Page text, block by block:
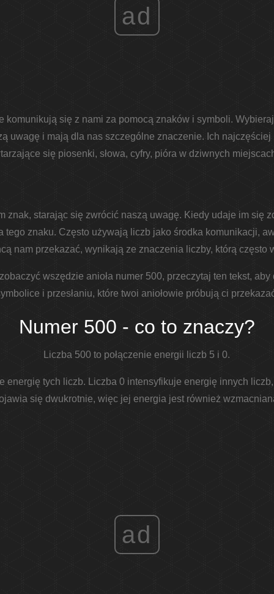
ad
komunikują się z nami za pomocą znaków i symboli.
uwagę i mają dla nas szczególne znaczenie. Ich
się piosenki, słowa, cyfry, pióra w dziwnych
znak, starając się zwrócić naszą uwagę. Kiedy udaje im się
tego znaku. Często używają liczb jako środka komunikacji,
nam przekazać, wynikają ze znaczenia liczby, którą często
wszędzie anioła numer 500, przeczytaj ten tekst,
i przesłaniu, które twoi aniołowie próbują ci
Numer 500 - co to znaczy?
Liczba 500 to połączenie energii liczb 5 i 0.
energię tych liczb. Liczba 0 intensyfikuje energię innych
się dwukrotnie, więc jej energia jest również
ad